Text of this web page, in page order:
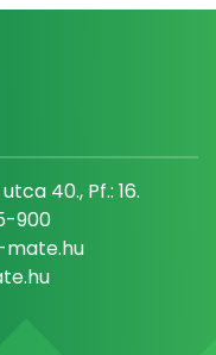
40., Pf.: 16.
900